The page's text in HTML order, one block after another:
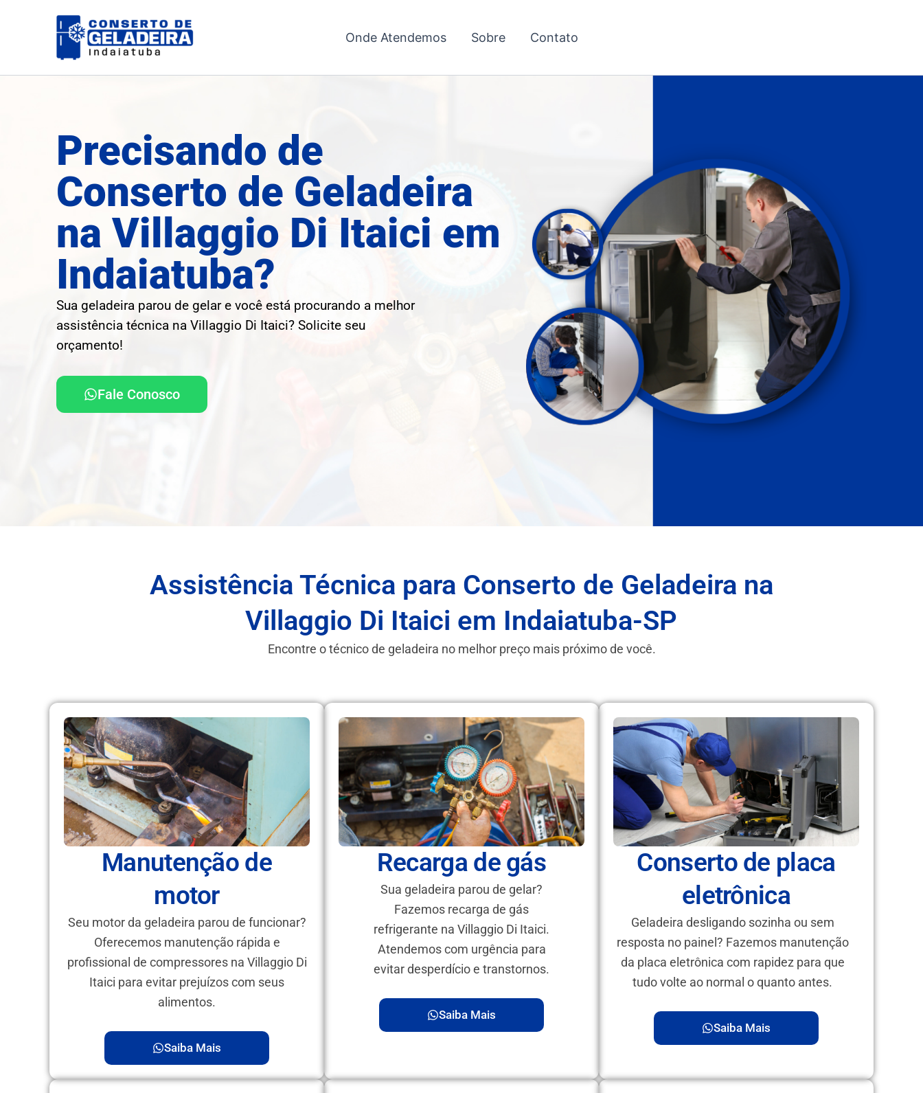
Onde Atendemos Sobre Contato
Precisando de
Conserto de Geladeira
na Villaggio Di Itaici em
Indaiatuba?
Sua geladeira parou de gelar e você está procurando a melhor
assistência técnica na Villaggio Di Itaici? Solicite seu
orçamento!
Fale Conosco
Assistência Técnica para Conserto de Geladeira na
Villaggio Di Itaici em Indaiatuba-SP
Encontre o técnico de geladeira no melhor preço mais próximo de você.
Manutenção de
motor
Seu motor da geladeira parou de funcionar?
Oferecemos manutenção rápida e
profissional de compressores na Villaggio Di
Itaici para evitar prejuízos com seus
alimentos.
Saiba Mais
Recarga de gás
Sua geladeira parou de gelar?
Fazemos recarga de gás
refrigerante na Villaggio Di Itaici.
Atendemos com urgência para
evitar desperdício e transtornos.
Saiba Mais
Conserto de placa
eletrônica
Geladeira desligando sozinha ou sem
resposta no painel? Fazemos manutenção
da placa eletrônica com rapidez para que
tudo volte ao normal o quanto antes.
Saiba Mais